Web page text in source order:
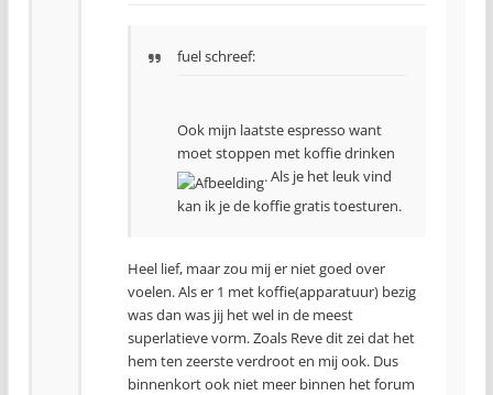
fuel schreef:
Ook mijn laatste espresso want
moet stoppen met koffie drinken
. Als je het leuk vind
kan ik je de koffie gratis toesturen.
Heel lief, maar zou mij er niet goed over
voelen. Als er 1 met koffie(apparatuur) bezig
was dan was jij het wel in de meest
superlatieve vorm. Zoals Reve dit zei dat het
hem ten zeerste verdroot en mij ook. Dus
binnenkort ook niet meer binnen het forum